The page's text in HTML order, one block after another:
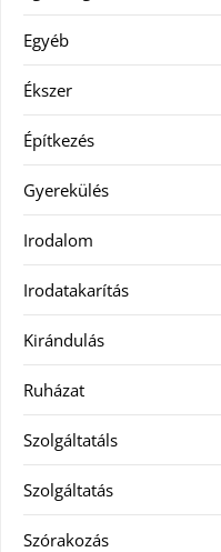
Egyéb
Ékszer
Építkezés
Gyerekülés
Irodalom
Irodatakarítás
Kirándulás
Ruházat
Szolgáltatáls
Szolgáltatás
Szórakozás